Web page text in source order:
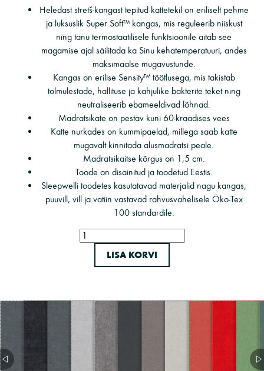
Heledast stretš-kangast tepitud kattetekil on eriliselt pehme
ja luksuslik Super Soft™ kangas, mis reguleerib niiskust
ning tänu termostaatilisele funktsioonile aitab see
magamise ajal säilitada ka Sinu kehatemperatuuri, andes
maksimaalse mugavustunde.
Kangas on erilise Sensity™ töötlusega, mis takistab
tolmulestade, hallituse ja kahjulike bakterite teket ning
neutraliseerib ebameeldivad lõhnad.
Madratsikate on pestav kuni 60-kraadises vees
Katte nurkades on kummipaelad, millega saab katte
mugavalt kinnitada alusmadratsi peale.
Madratsikaitse kõrgus on 1,5 cm.
Toode on disainitud ja toodetud Eestis.
Sleepwelli toodetes kasutatavad materjalid nagu kangas,
puuvill, vill ja vatiin vastavad rahvusvahelisele Öko-Tex
100 standardile.
Sleepwell
Hygienic
kogus
LISA KORVI
Aqua Mystic
mystic-213
Aqua Mystic
mystic-214
Aqua Mystic
213
Aqua MysticAqua MysticAqua MysticAqua MysticAqua Mystic
Aqua
373